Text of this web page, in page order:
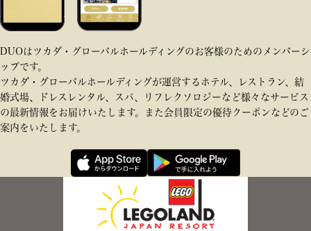
DUOはツカダ・グローバルホールディングのお客様のためのメンバーシ
ップです。
ツカダ・グローバルホールディングが運営するホテル、レストラン、結
婚式場、ドレスレンタル、スパ、リフレクソロジーなど様々なサービス
の最新情報をお届けいたします。また会員限定の優待クーポンなどのご
案内をいたします。